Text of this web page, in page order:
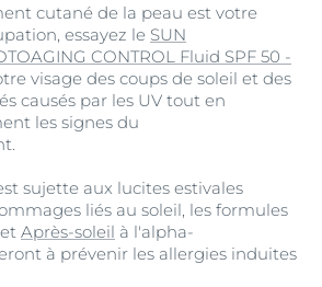
cutané de la peau est votre
essayez le SUN
CONTROL Fluid SPF 50 -
visage des coups de soleil et des
causés par les UV tout en
les signes du
sujette aux lucites estivales
liés au soleil, les formules
et Après-soleil à l'alpha-
à prévenir les allergies induites